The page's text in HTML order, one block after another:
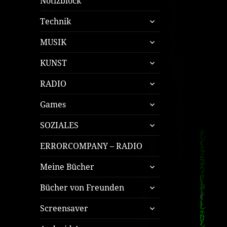
Technik
untermenü
öffnen
MUSIK
untermenü
öffnen
KUNST
untermenü
öffnen
RADIO
untermenü
öffnen
Games
untermenü
öffnen
SOZIALES
untermenü
öffnen
ERRORCOMPANY – RADIO
Meine Bücher
untermenü
öffnen
Bücher von Freunden
untermenü
öffnen
Screensaver
untermenü
öffnen